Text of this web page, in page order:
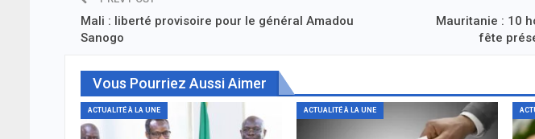
Mali : liberté provisoire pour le général Amadou
Sanogo
Mauritanie : 10
fête
Vous Pourriez Aussi Aimer
ACTUALITÉ À LA UNE ACTUALITÉ À LA UNE